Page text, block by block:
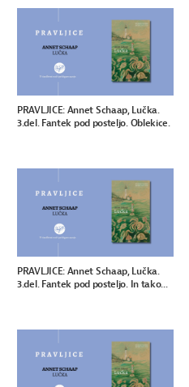
PRAVLJICE: Annet Schaap, Lučka.
3.del. Fantek pod posteljo. Oblekice.
PRAVLJICE: Annet Schaap, Lučka.
3.del. Fantek pod posteljo. In tako...